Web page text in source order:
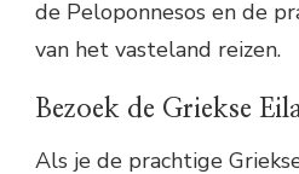
de Peloponnesos en de
van het vasteland reizen.
Bezoek de Griekse
Als je de prachtige